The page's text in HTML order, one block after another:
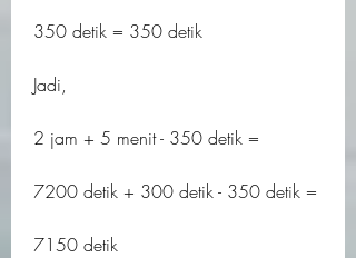
350 detik = 350 detik
Jadi,
2 jam + 5 menit - 350 detik =
7200 detik + 300 detik - 350 detik =
7150 detik